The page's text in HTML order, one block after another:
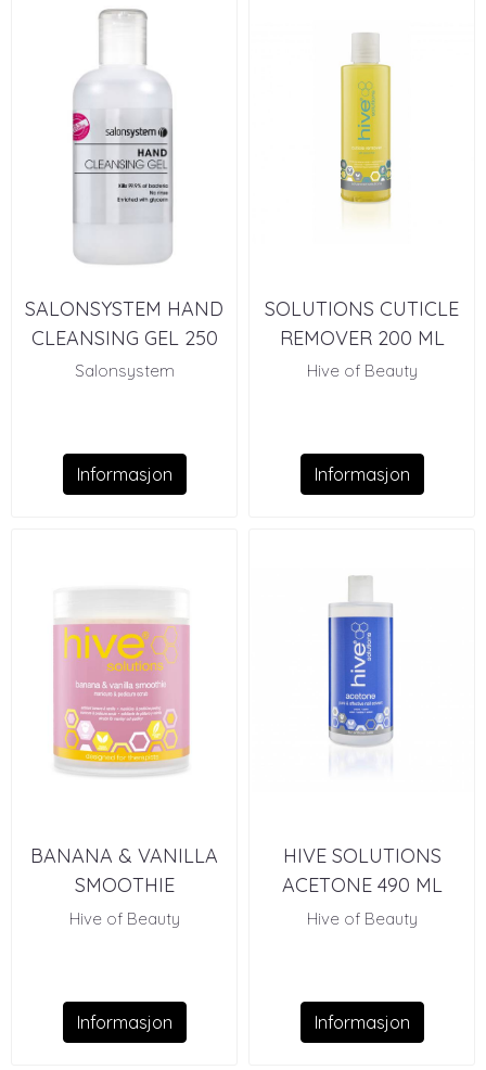
SALONSYSTEM HAND
CLEANSING GEL 250
ML( 70%)
Salonsystem
Informasjon
SOLUTIONS CUTICLE
REMOVER 200 ML
Hive of Beauty
Informasjon
BANANA & VANILLA
SMOOTHIE
Hive of Beauty
Informasjon
HIVE SOLUTIONS
ACETONE 490 ML
Hive of Beauty
Informasjon